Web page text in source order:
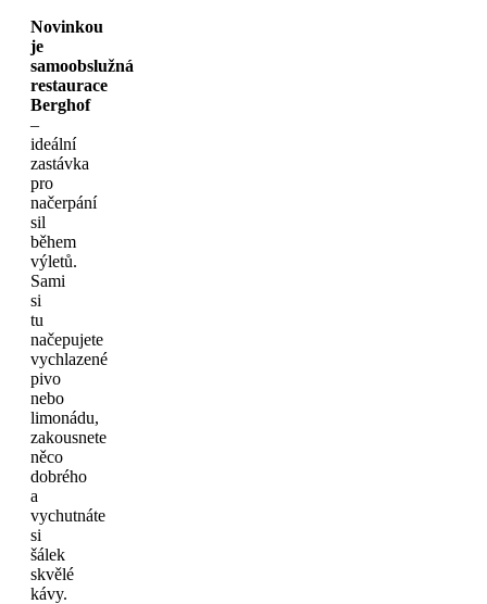
Novinkou
je
samoobslužná
restaurace
Berghof
–
ideální
zastávka
pro
načerpání
sil
během
výletů.
Sami
si
tu
načepujete
vychlazené
pivo
nebo
limonádu,
zakousnete
něco
dobrého
a
vychutnáte
si
šálek
skvělé
kávy.